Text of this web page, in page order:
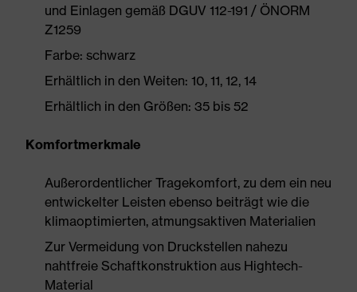
und Einlagen gemäß DGUV 112-191 / ÖNORM
Z1259
Farbe: schwarz
Erhältlich in den Weiten: 10, 11, 12, 14
Erhältlich in den Größen: 35 bis 52
Komfortmerkmale
Außerordentlicher Tragekomfort, zu dem ein neu
entwickelter Leisten ebenso beiträgt wie die
klimaoptimierten, atmungsaktiven Materialien
Zur Vermeidung von Druckstellen nahezu
nahtfreie Schaftkonstruktion aus Hightech-
Material